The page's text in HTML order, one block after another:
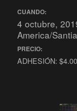
CUANDO:
4 octubre,
America/
PRECIO:
ADHESIÓN: